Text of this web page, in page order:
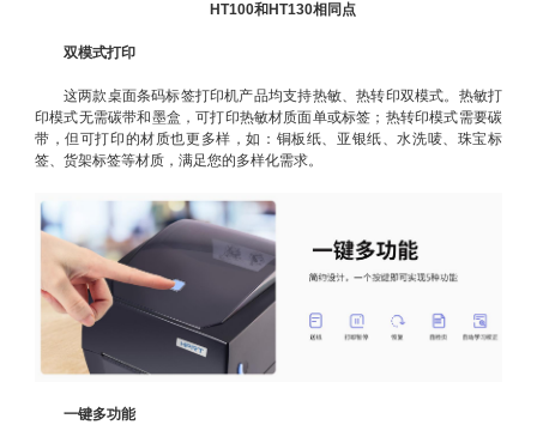
HT100和HT130相同点
双模式打印
这两款桌面条码标签打印机产品均支持热敏、热转印双模式。热敏打
印模式无需碳带和墨盒，可打印热敏材质面单或标签；热转印模式需要碳
带，但可打印的材质也更多样，如：铜板纸、亚银纸、水洗唛、珠宝标
签、货架标签等材质，满足您的多样化需求。
一键多功能